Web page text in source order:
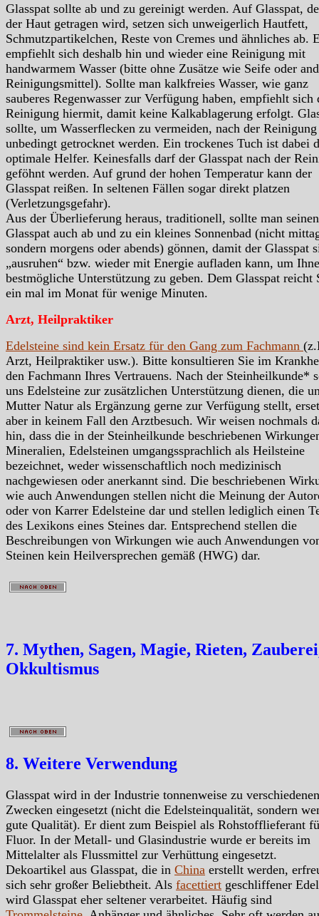
Glasspat sollte ab und zu gereinigt werden. Auf Glasspat,
der Haut getragen wird, setzen sich unweigerlich Hautfett,
Schmutzpartikelchen, Reste von Cremes und ähnliches ab.
empfiehlt sich deshalb hin und wieder eine Reinigung mit
handwarmem Wasser (bitte ohne Zusätze wie Seife oder
Reinigungsmittel). Sollte man kalkfreies Wasser, wie ganz
sauberes Regenwasser zur Verfügung haben, empfiehlt sich
Reinigung hiermit, damit keine Kalkablagerung erfolgt.
sollte, um Wasserflecken zu vermeiden, nach der Reinigung
unbedingt getrocknet werden. Ein trockenes Tuch ist dabei
optimale Helfer. Keinesfalls darf der Glasspat nach der
geföhnt werden. Auf grund der hohen Temperatur kann der
Glasspat reißen. In seltenen Fällen sogar direkt platzen
(Verletzungsgefahr).
Aus der Überlieferung heraus, traditionell, sollte man seinen
Glasspat auch ab und zu ein kleines Sonnenbad (nicht
sondern morgens oder abends) gönnen, damit der Glasspat
„ausruhen“ bzw. wieder mit Energie aufladen kann, um
bestmögliche Unterstützung zu geben. Dem Glasspat reicht
ein mal im Monat für wenige Minuten.
Arzt, Heilpraktiker
Edelsteine sind kein Ersatz für den Gang zum Fachmann
Arzt, Heilpraktiker usw.). Bitte konsultieren Sie im
den Fachmann Ihres Vertrauens. Nach der Steinheilkunde*
uns Edelsteine zur zusätzlichen Unterstützung dienen, die
Mutter Natur als Ergänzung gerne zur Verfügung stellt,
aber in keinem Fall den Arztbesuch. Wir weisen nochmals
hin, dass die in der Steinheilkunde beschriebenen
Mineralien, Edelsteinen umgangssprachlich als Heilsteine
bezeichnet, weder wissenschaftlich noch medizinisch
nachgewiesen oder anerkannt sind. Die beschriebenen
wie auch Anwendungen stellen nicht die Meinung der
oder von Karrer Edelsteine dar und stellen lediglich einen
des Lexikons eines Steines dar. Entsprechend stellen die
Beschreibungen von Wirkungen wie auch Anwendungen
Steinen kein Heilversprechen gemäß (HWG) dar.
7. Mythen, Sagen, Magie, Rieten,
Okkultismus
8. Weitere Verwendung
Glasspat wird in der Industrie tonnenweise zu verschiedenen
Zwecken eingesetzt (nicht die Edelsteinqualität, sondern
gute Qualität). Er dient zum Beispiel als Rohstofflieferant
Fluor. In der Metall- und Glasindustrie wurde er bereits im
Mittelalter als Flussmittel zur Verhüttung eingesetzt.
Dekoartikel aus Glasspat, die in China erstellt werden,
sich sehr großer Beliebtheit. Als facettiert geschliffener
wird Glasspat eher seltener verarbeitet. Häufig sind